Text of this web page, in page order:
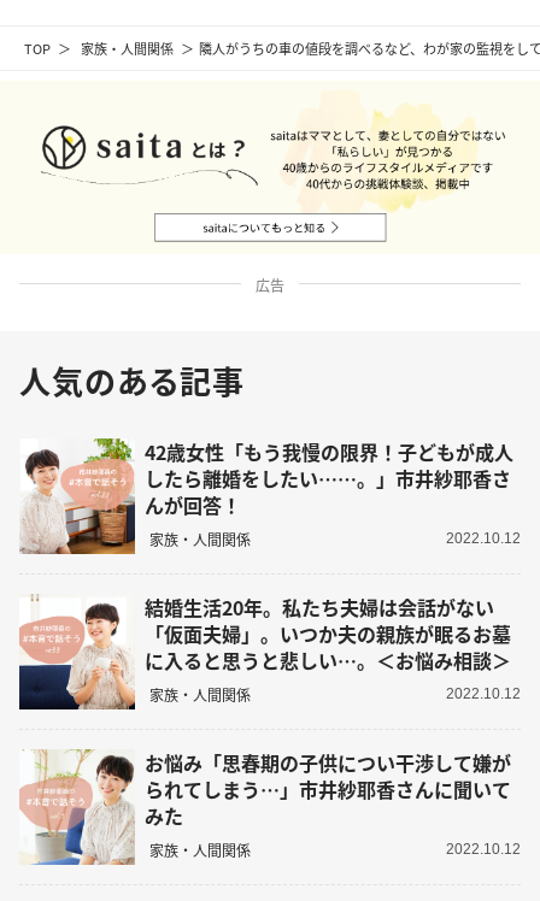
TOP 家族・人間関係 隣人がうちの車の値段を調べるなど、わが家の監視を
広告
人気のある記事
42歳女性「もう我慢の限界！子どもが成人
したら離婚をしたい……。」市井紗耶香さ
んが回答！
家族・人間関係 2022.10.12
結婚生活20年。私たち夫婦は会話がない
「仮面夫婦」。いつか夫の親族が眠るお墓
に入ると思うと悲しい…。＜お悩み相談＞
家族・人間関係 2022.10.12
お悩み「思春期の子供につい干渉して嫌が
られてしまう…」市井紗耶香さんに聞いて
みた
家族・人間関係 2022.10.12